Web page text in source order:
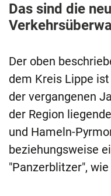
Das sind die
Der oben
dem Kreis Lippe
der vergangenen
der Region
und Hameln-
beziehungsweise
"Panzerblitzer",